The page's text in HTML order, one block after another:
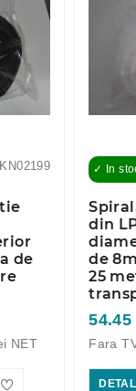
de
NET
✓ In
din
de
25
54.45
Fara
DETALII